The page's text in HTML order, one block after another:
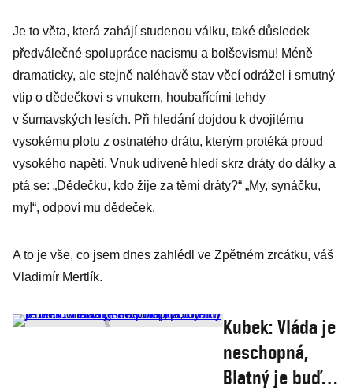
Je to věta, která zahájí studenou válku, také důsledek
předválečné spolupráce nacismu a bolševismu! Méně
dramaticky, ale stejně naléhavě stav věcí odrážel i smutný
vtip o dědečkovi s vnukem, houbařícími tehdy
v šumavských lesích. Při hledání dojdou k dvojitému
vysokému plotu z ostnatého drátu, kterým protéká proud
vysokého napětí. Vnuk udiveně hledí skrz dráty do dálky a
ptá se: „Dědečku, kdo žije za těmi dráty?“ „My, synáčku,
my!“, odpoví mu dědeček.
A to je vše, co jsem dnes zahlédl ve Zpětném zrcátku, váš
Vladimír Mertlík.
Kubek: Vláda je
neschopná,
Blatný je buď